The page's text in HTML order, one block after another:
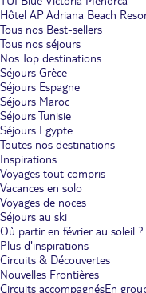
Hôtel AP Adriana Beach
Tous nos Best-sellers
Tous nos séjours
Nos Top destinations
Séjours Grèce
Séjours Espagne
Séjours Maroc
Séjours Tunisie
Séjours Egypte
Toutes nos destinations
Inspirations
Voyages tout compris
Vacances en solo
Voyages de noces
Séjours au ski
Où partir en février au soleil ?
Plus d'inspirations
Circuits & Découvertes
Nouvelles Frontières
Circuits accompagnésEn